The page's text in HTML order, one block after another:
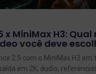
x MiniMax H3:
você deve
2.5 com o MiniMax H3 em
em 2K, áudio,